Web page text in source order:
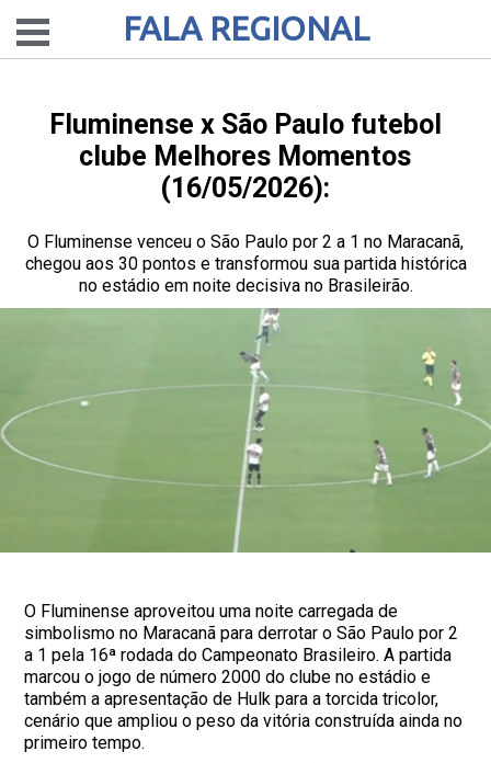
FALA REGIONAL
Fluminense x São Paulo futebol
clube Melhores Momentos
(16/05/2026):
O Fluminense venceu o São Paulo por 2 a 1 no Maracanã,
chegou aos 30 pontos e transformou sua partida histórica
no estádio em noite decisiva no Brasileirão.
O Fluminense aproveitou uma noite carregada de
simbolismo no Maracanã para derrotar o São Paulo por 2
a 1 pela 16ª rodada do Campeonato Brasileiro. A partida
marcou o jogo de número 2000 do clube no estádio e
também a apresentação de Hulk para a torcida tricolor,
cenário que ampliou o peso da vitória construída ainda no
primeiro tempo.